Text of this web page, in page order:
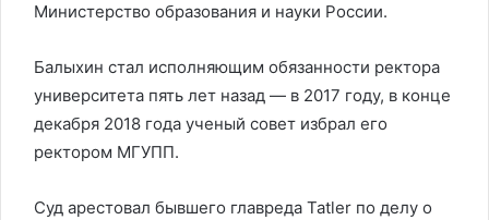
Министерство образования и науки России.
Балыхин стал исполняющим обязанности ректора
университета пять лет назад — в 2017 году, в конце
декабря 2018 года ученый совет избрал его
ректором МГУПП.
Суд арестовал бывшего главреда Tatler по делу о